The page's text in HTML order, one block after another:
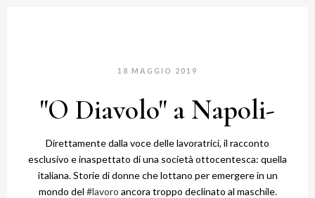
18 MAGGIO 2019
"O Diavolo" a Napoli-
Direttamente dalla voce delle lavoratrici, il racconto
esclusivo e inaspettato di una società ottocentesca: quella
italiana. Storie di donne che lottano per emergere in un
mondo del #lavoro ancora troppo declinato al maschile.